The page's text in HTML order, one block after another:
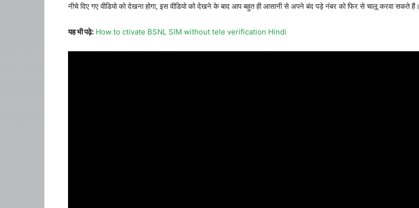
नीचे दिए गए वीडियो को देखना होगा, इस वीडियो को देखने के बाद आप बहुत ही आसानी से अपने बंद पड़े नंबर को फिर से चालू करवा सकते हैं।
यह भी पढ़े: How to ctivate BSNL SIM without tele verification Hindi